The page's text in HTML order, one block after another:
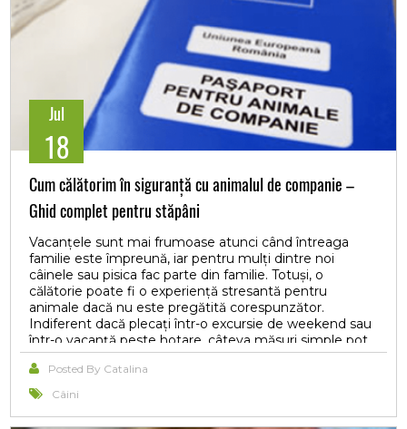
Jul
18
Cum călătorim în siguranță cu animalul de companie –
Ghid complet pentru stăpâni
Vacanțele sunt mai frumoase atunci când întreaga
familie este împreună, iar pentru mulți dintre noi
câinele sau pisica fac parte din familie. Totuși, o
călătorie poate fi o experiență stresantă pentru
animale dacă nu este pregătită corespunzător.
Indiferent dacă plecați într-o excursie de weekend sau
într-o vacanță peste hotare, câteva măsuri simple pot
face diferența dintre o călătorie plăcută și una plină de
probleme.
Posted By Catalina
Câini